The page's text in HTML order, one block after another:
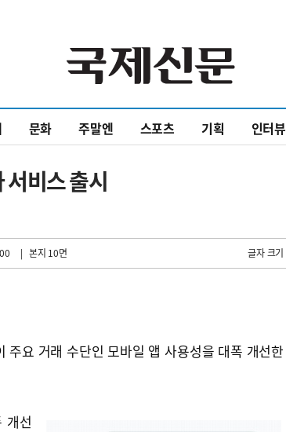
문화 주말엔 스포츠 기획 인터뷰
서비스 출시
| 본지 10면 글자 크기
주요 거래 수단인 모바일 앱 사용성을 대폭 개선한
개선